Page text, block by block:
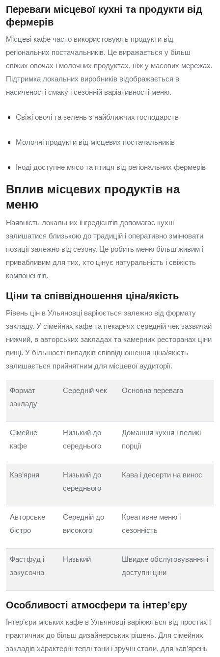
Переваги місцевої кухні та продукти від
фермерів
Місцеві кафе часто використовують продукти від
регіональних постачальників. Це виражається у більш
свіжих овочах і молочних продуктах, ніж у масових мережах.
Підтримка локальних виробників відображається в
насиченості смаку і сезонній варіативності меню.
Свіжі овочі та зелень з найближчих господарств
Молочні продукти від місцевих постачальників
Іноді доступне мясо та птиця від регіональних фермерів
Вплив місцевих продуктів на
меню
Наявність локальних інгредієнтів допомагає кухні
залишатися близькою до традицій і оперативно змінювати
позиції залежно від сезону. Це робить меню більш живим і
привабливим для тих, хто цінує натуральність і свіжість
компонентів.
Ціни та співвідношення ціна/якість
Рівень цін в Ульяновці варіюється залежно від формату
закладу. У сімейних кафе та пекарнях середній чек зазвичай
нижчий, в авторських закладах та камерних ресторанах ціни
вищі. У більшості випадків співвідношення ціна/якість
залишається прийнятним для місцевої аудиторії.
Формат
закладу
Середній чек Основна перевага
Сімейне
кафе
Низький до
середнього
Домашня кухня і великі
порції
Кав’ярня
Низький до
середнього
Кава і десерти на винос
Авторське
бістро
Середній до
високого
Креативне меню і
сезонність
Фастфуд і
закусочна
Низький
Швидке обслуговування і
доступні ціни
Особливості атмосфери та інтер’єру
Інтер’єри міських кафе в Ульяновці варіюються від простих і
практичних до більш дизайнерських рішень. Для сімейних
закладів характерні теплі тони і зручні столи, для кав’ярень